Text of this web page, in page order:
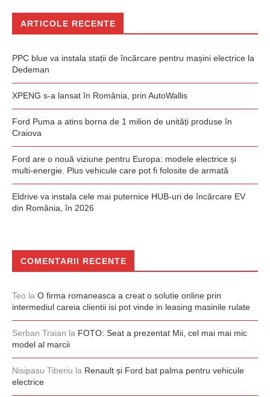
ARTICOLE RECENTE
PPC blue va instala stații de încărcare pentru mașini electrice la
Dedeman
XPENG s-a lansat în România, prin AutoWallis
Ford Puma a atins borna de 1 milion de unități produse în
Craiova
Ford are o nouă viziune pentru Europa: modele electrice și
multi-energie. Plus vehicule care pot fi folosite de armată
Eldrive va instala cele mai puternice HUB-uri de încărcare EV
din România, în 2026
COMENTARII RECENTE
Teo la O firma romaneasca a creat o solutie online prin
intermediul careia clientii isi pot vinde in leasing masinile rulate
Serban Traian la FOTO: Seat a prezentat Mii, cel mai mai mic
model al marcii
Nisipasu Tiberiu la Renault și Ford bat palma pentru vehicule
electrice